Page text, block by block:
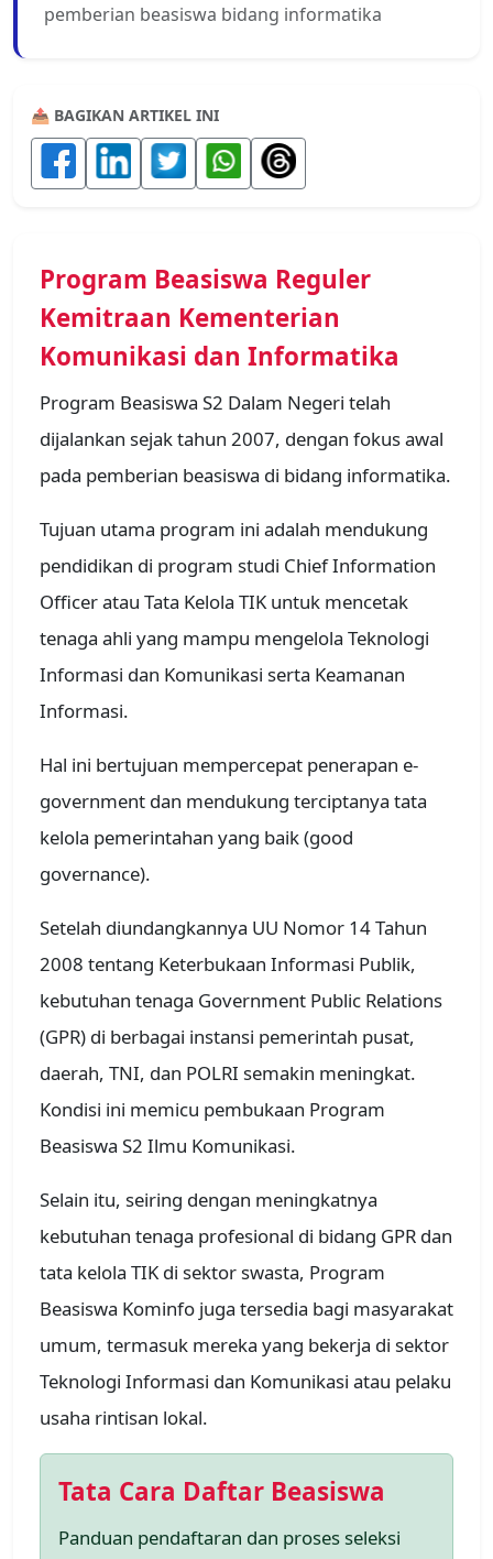
pemberian beasiswa bidang informatika
📤 BAGIKAN ARTIKEL INI
Program Beasiswa Reguler
Kemitraan Kementerian
Komunikasi dan Informatika
Program Beasiswa S2 Dalam Negeri telah
dijalankan sejak tahun 2007, dengan fokus awal
pada pemberian beasiswa di bidang informatika.
Tujuan utama program ini adalah mendukung
pendidikan di program studi Chief Information
Officer atau Tata Kelola TIK untuk mencetak
tenaga ahli yang mampu mengelola Teknologi
Informasi dan Komunikasi serta Keamanan
Informasi.
Hal ini bertujuan mempercepat penerapan e-
government dan mendukung terciptanya tata
kelola pemerintahan yang baik (good
governance).
Setelah diundangkannya UU Nomor 14 Tahun
2008 tentang Keterbukaan Informasi Publik,
kebutuhan tenaga Government Public Relations
(GPR) di berbagai instansi pemerintah pusat,
daerah, TNI, dan POLRI semakin meningkat.
Kondisi ini memicu pembukaan Program
Beasiswa S2 Ilmu Komunikasi.
Selain itu, seiring dengan meningkatnya
kebutuhan tenaga profesional di bidang GPR dan
tata kelola TIK di sektor swasta, Program
Beasiswa Kominfo juga tersedia bagi masyarakat
umum, termasuk mereka yang bekerja di sektor
Teknologi Informasi dan Komunikasi atau pelaku
usaha rintisan lokal.
Tata Cara Daftar Beasiswa
Panduan pendaftaran dan proses seleksi